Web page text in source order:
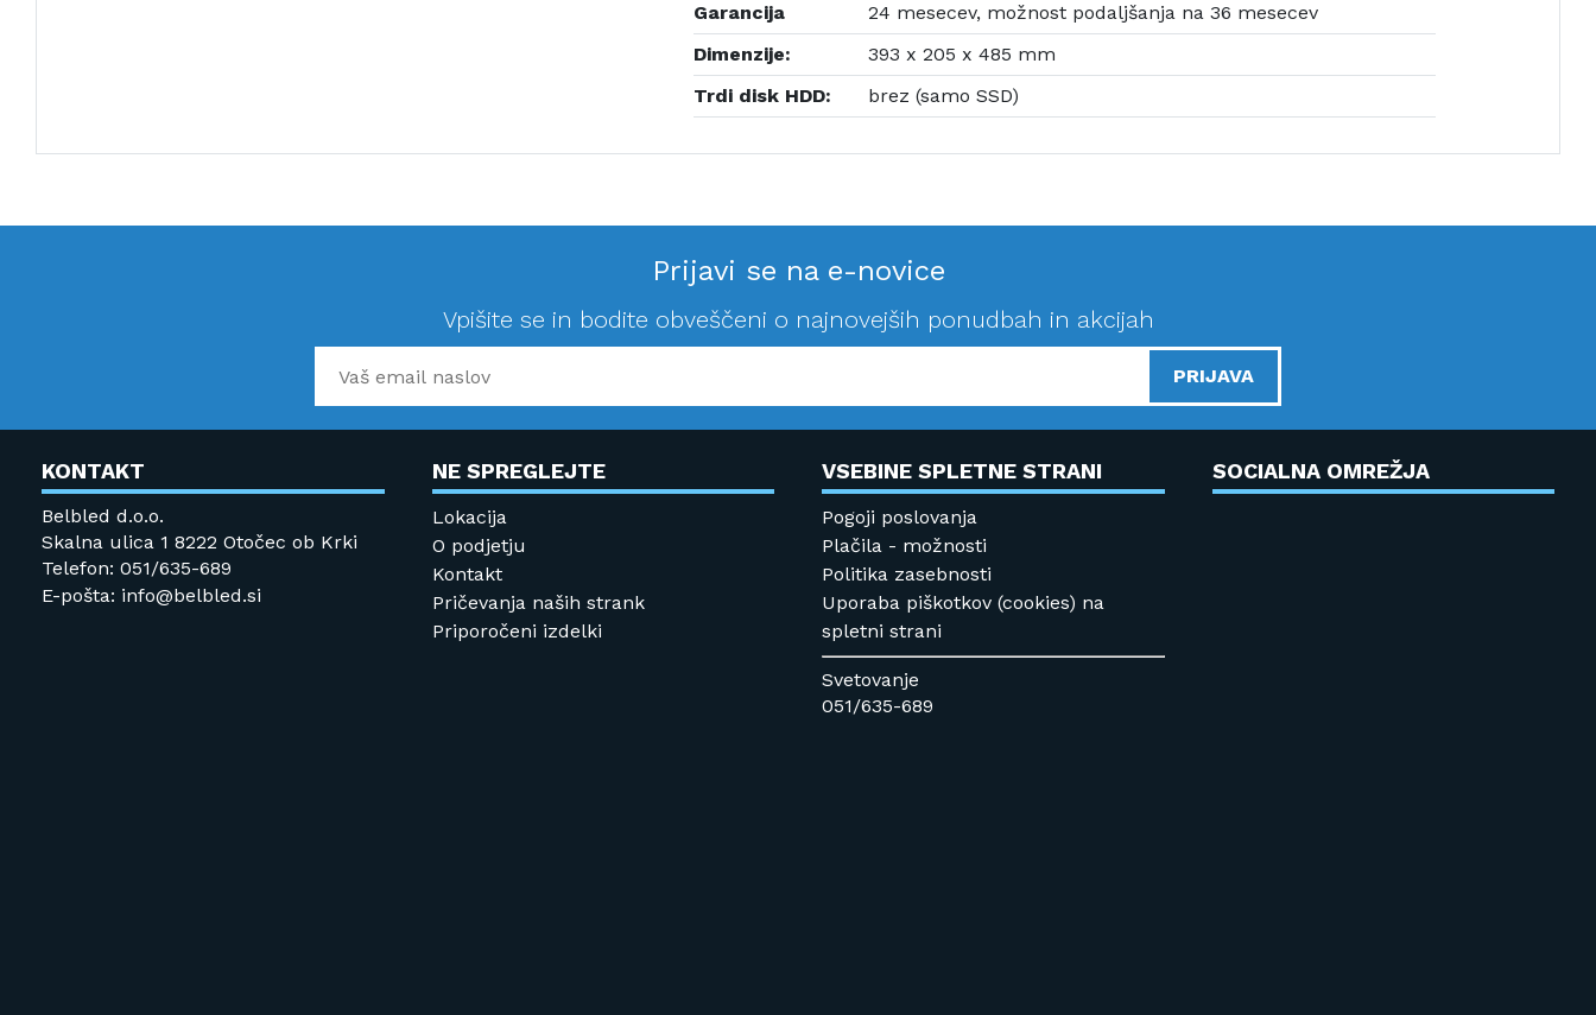
Garancija
24 mesecev, možnost podaljšanja na 36 mesecev
Dimenzije:
393 x 205 x 485 mm
Trdi disk HDD:
brez (samo SSD)
Prijavi se na e-novice
Vpišite se in bodite obveščeni o najnovejših ponudbah in akcijah
PRIJAVA
KONTAKT
Belbled d.o.o.
Skalna ulica 1 8222 Otočec ob Krki
Telefon: 051/635-689
E-pošta: info@belbled.si
NE SPREGLEJTE
Lokacija
O podjetju
Kontakt
Pričevanja naših strank
Priporočeni izdelki
VSEBINE SPLETNE STRANI
Pogoji poslovanja
Plačila - možnosti
Politika zasebnosti
Uporaba piškotkov (cookies) na
spletni strani
Svetovanje
051/635-689
SOCIALNA OMREŽJA